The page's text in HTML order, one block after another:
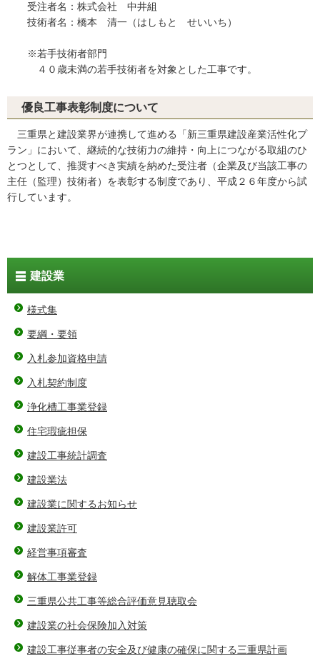
受注者名：株式会社 中井組
技術者名：橋本 清一（はしもと せいいち）
※若手技術者部門
４０歳未満の若手技術者を対象とした工事です。
優良工事表彰制度について
三重県と建設業界が連携して進める「新三重県建設産業活性化プ
ラン」において、継続的な技術力の維持・向上につながる取組のひ
とつとして、推奨すべき実績を納めた受注者（企業及び当該工事の
主任（監理）技術者）を表彰する制度であり、平成２６年度から試
行しています。
建設業
様式集
要綱・要領
入札参加資格申請
入札契約制度
浄化槽工事業登録
住宅瑕疵担保
建設工事統計調査
建設業法
建設業に関するお知らせ
建設業許可
経営事項審査
解体工事業登録
三重県公共工事等総合評価意見聴取会
建設業の社会保険加入対策
建設工事従事者の安全及び健康の確保に関する三重県計画